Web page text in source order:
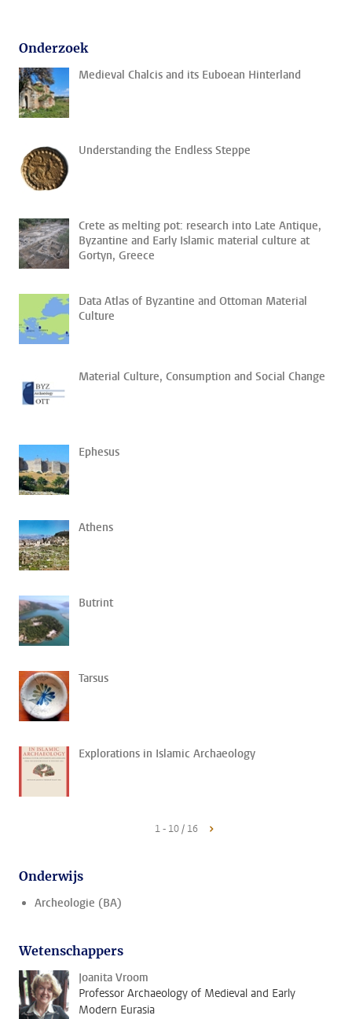
Onderzoek
Medieval Chalcis and its Euboean Hinterland
Understanding the Endless Steppe
Crete as melting pot: research into Late Antique,
Byzantine and Early Islamic material culture at
Gortyn, Greece
Data Atlas of Byzantine and Ottoman Material
Culture
Material Culture, Consumption and Social Change
Ephesus
Athens
Butrint
Tarsus
Explorations in Islamic Archaeology
1 - 10 / 16
Onderwijs
Archeologie (BA)
Wetenschappers
Joanita Vroom
Professor Archaeology of Medieval and Early
Modern Eurasia